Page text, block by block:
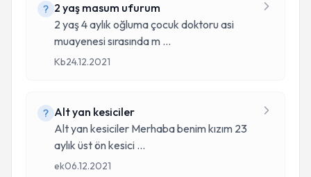
2 yaş masum ufurum
2 yaş 4 aylık oğluma çocuk doktoru asi
muayenesi sırasında m ...
Kb24.12.2021
Alt yan kesiciler
Alt yan kesiciler Merhaba benim kızım 23
aylık üst ön kesici ...
ek06.12.2021